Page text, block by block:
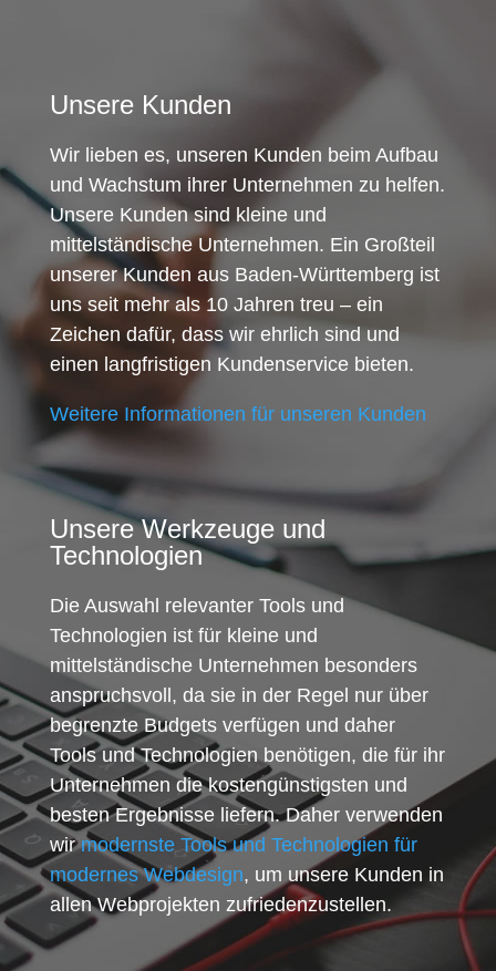
Unsere Kunden
Wir lieben es, unseren Kunden beim Aufbau
und Wachstum ihrer Unternehmen zu helfen.
Unsere Kunden sind kleine und
mittelständische Unternehmen. Ein Großteil
unserer Kunden aus Baden-Württemberg ist
uns seit mehr als 10 Jahren treu – ein
Zeichen dafür, dass wir ehrlich sind und
einen langfristigen Kundenservice bieten.
Weitere Informationen für unseren Kunden
Unsere Werkzeuge und
Technologien
Die Auswahl relevanter Tools und
Technologien ist für kleine und
mittelständische Unternehmen besonders
anspruchsvoll, da sie in der Regel nur über
begrenzte Budgets verfügen und daher
Tools und Technologien benötigen, die für ihr
Unternehmen die kostengünstigsten und
besten Ergebnisse liefern. Daher verwenden
wirmodernste Tools und Technologien für
modernes Webdesign, um unsere Kunden in
allen Webprojekten zufriedenzustellen.